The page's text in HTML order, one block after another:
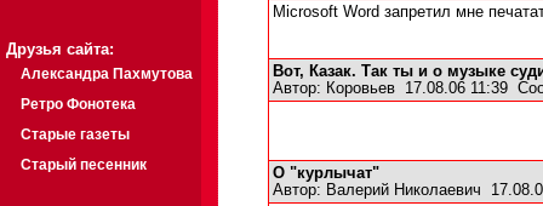
Друзья сайта:
Александра Пахмутова
Ретро Фонотека
Старые газеты
Старый песенник
Microsoft Word запретил мне
Вот, Казак. Так ты и о музыке
Автор: Коровьев 17.08.06 11:39
О "курлычат"
Автор: Валерий Николаевич